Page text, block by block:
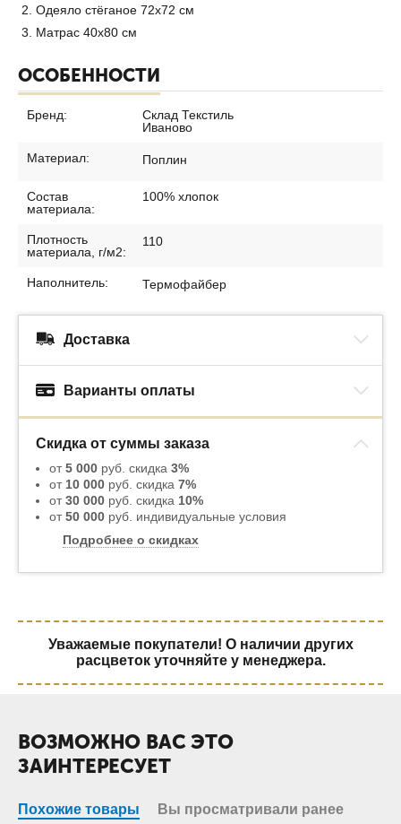
Одеяло стёганое 72х72 см
Матрас 40х80 см
ОСОБЕННОСТИ
Бренд:
Склад Текстиль
Иваново
Материал: Поплин
Состав
материала:
100% хлопок
Плотность
материала, г/м2:
110
Наполнитель: Термофайбер
Доставка
Варианты оплаты
Скидка от суммы заказа
от5 000 руб. скидка 3%
от 10 000 руб. скидка 7%
от30 000 руб. скидка 10%
от50 000 руб. индивидуальные условия
Подробнее о скидках
Уважаемые покупатели! О наличии других
расцветок уточняйте у менеджера.
ВОЗМОЖНО ВАС ЭТО
ЗАИНТЕРЕСУЕТ
Похожие товары Вы просматривали ранее